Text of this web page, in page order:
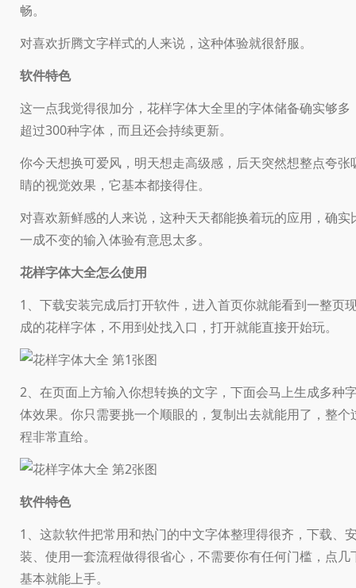
畅。
对喜欢折腾文字样式的人来说，这种体验就很舒服。
软件特色
这一点我觉得很加分，花样字体大全里的字体储备确实够多
超过300种字体，而且还会持续更新。
你今天想换可爱风，明天想走高级感，后天突然想整点夸张
睛的视觉效果，它基本都接得住。
对喜欢新鲜感的人来说，这种天天都能换着玩的应用，确实
一成不变的输入体验有意思太多。
花样字体大全怎么使用
1、下载安装完成后打开软件，进入首页你就能看到一整页
成的花样字体，不用到处找入口，打开就能直接开始玩。
2、在页面上方输入你想转换的文字，下面会马上生成多种
体效果。你只需要挑一个顺眼的，复制出去就能用了，整个
程非常直给。
软件特色
1、这款软件把常用和热门的中文字体整理得很齐，下载、
装、使用一套流程做得很省心，不需要你有任何门槛，点几
基本就能上手。